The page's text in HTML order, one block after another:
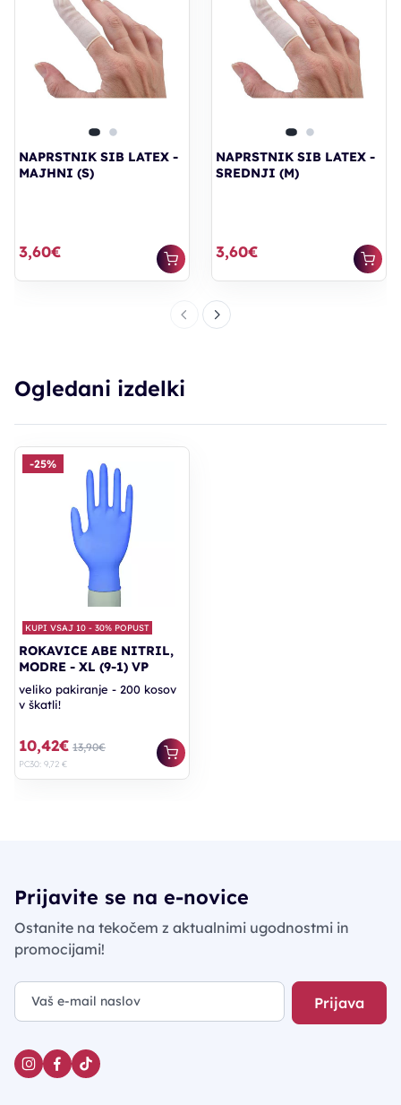
NAPRSTNIK SIB LATEX -
MAJHNI (S)
3,60€
NAPRSTNIK SIB LATEX -
SREDNJI (M)
3,60€
Ogledani izdelki
KUPI VSAJ 10 - 30% POPUST
-25%
ROKAVICE ABE NITRIL,
MODRE - XL (9-1) VP
veliko pakiranje - 200 kosov
v škatli!
10,42€ 13,90€
PC30: 9,72 €
Prijavite se na e-novice
Ostanite na tekočem z aktualnimi ugodnostmi in
promocijami!
Prijava